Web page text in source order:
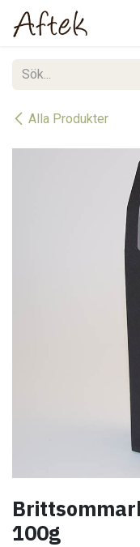
Hoppa till innehåll
Alla Produkter
100g